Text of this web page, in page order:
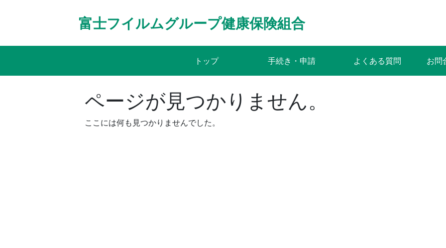
富士フイルムグループ健康保険組合
トップ 手続き・申請 よくある質問 お問
ページが見つかりません。
ここには何も見つかりませんでした。